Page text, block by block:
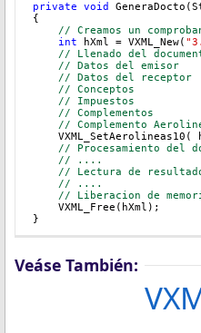
private void
{
// Creamos un
int hXml = VXML_New(
// Llenado del
// Datos del emisor
// Datos del receptor
// Conceptos
    // Impuestos
// Complementos
// Complemento
VXML_SetAerolineas10(
// Procesamiento del
// ....
// Lectura de
// ....
// Liberacion de
    VXML_Free(hXml);
}
Veáse También: